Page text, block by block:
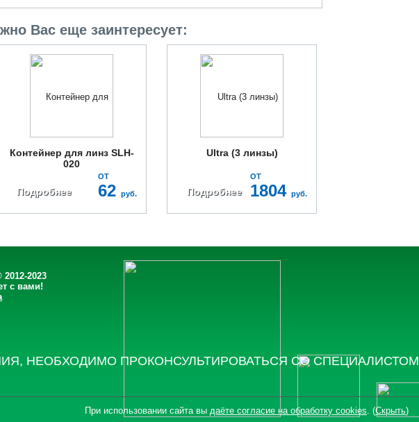
Вас еще заинтересует:
Контейнер для линз SLH-
020
Подробнее
ОТ
62 руб.
Ultra (3 линзы)
Подробнее
ОТ
1804 руб.
2023
с вами!
НЕОБХОДИМО ПРОКОНСУЛЬТИРОВАТЬСЯ СО СПЕЦИАЛИСТОМ
При использовании сайта вы даёте согласие на обработку cookies. (Скрыть)